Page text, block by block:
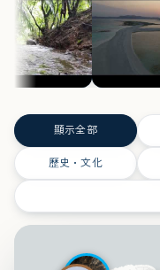
顯示全部
歷史・文化